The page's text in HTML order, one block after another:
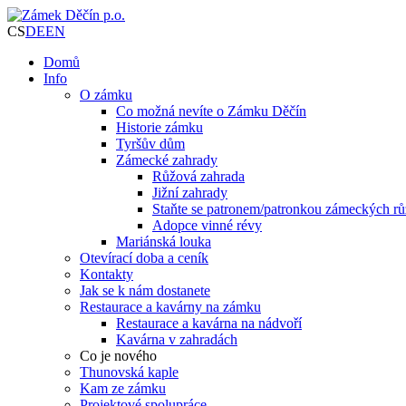
CSDEEN
Domů
Info
O zámku
Co možná nevíte o Zámku Děčín
Historie zámku
Tyršův dům
Zámecké zahrady
Růžová zahrada
Jižní zahrady
Staňte se patronem/patronkou zámeckých
Adopce vinné révy
Mariánská louka
Otevírací doba a ceník
Kontakty
Jak se k nám dostanete
Restaurace a kavárny na zámku
Restaurace a kavárna na nádvoří
Kavárna v zahradách
Co je nového
Thunovská kaple
Kam ze zámku